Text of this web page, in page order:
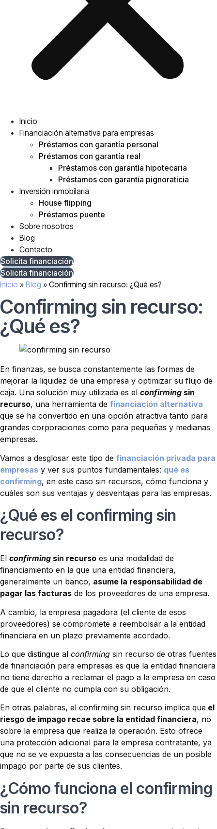
Inicio
Financiación alternativa para empresas
Préstamos con garantía personal
Préstamos con garantía real
Préstamos con garantía hipotecaria
Préstamos con garantía pignoraticia
Inversión inmobilaria
House flipping
Préstamos puente
Sobre nosotros
Blog
Contacto
Solicita financiación
Solicita financiación
Inicio » Blog » Confirming sin recurso: ¿Qué es?
Confirming sin recurso:
¿Qué es?
En finanzas, se busca constantemente las formas de
mejorar la liquidez de una empresa y optimizar su flujo de
caja. Una solución muy utilizada es el confirming sin
recurso, una herramienta de financiación alternativa
que se ha convertido en una opción atractiva tanto para
grandes corporaciones como para pequeñas y medianas
empresas.
Vamos a desglosar este tipo de financiación privada para
empresas y ver sus puntos fundamentales: qué es
confirming, en este caso sin recursos, cómo funciona y
cuáles son sus ventajas y desventajas para las empresas.
¿Qué es el confirming sin
recurso?
El confirming sin recurso es una modalidad de
financiamiento en la que una entidad financiera,
generalmente un banco, asume la responsabilidad de
pagar las facturas de los proveedores de una empresa.
A cambio, la empresa pagadora (el cliente de esos
proveedores) se compromete a reembolsar a la entidad
financiera en un plazo previamente acordado.
Lo que distingue al confirming sin recurso de otras fuentes
de financiación para empresas es que la entidad financiera
no tiene derecho a reclamar el pago a la empresa en caso
de que el cliente no cumpla con su obligación.
En otras palabras, el confirming sin recurso implica que el
riesgo de impago recae sobre la entidad financiera, no
sobre la empresa que realiza la operación. Esto ofrece
una protección adicional para la empresa contratante, ya
que no se ve expuesta a las consecuencias de un posible
impago por parte de sus clientes.
¿Cómo funciona el confirming
sin recurso?